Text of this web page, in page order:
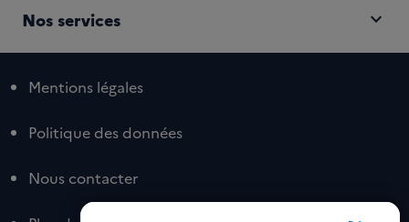
Nos services expand_more
Mentions légales
Politique des données
Nous contacter